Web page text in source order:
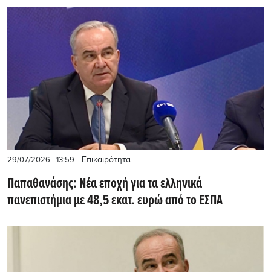
29/07/2026 - 13:59 - Επικαιρότητα
Παπαθανάσης: Νέα εποχή για τα ελληνικά
πανεπιστήμια με 48,5 εκατ. ευρώ από το ΕΣΠΑ